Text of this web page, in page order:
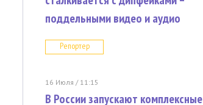
поддельными видео и аудио
Репортер
16 Июля / 11:15
В России запускают комплексные